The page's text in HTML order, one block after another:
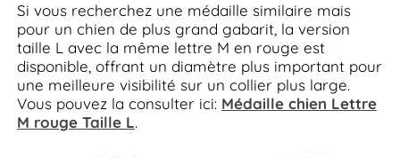
Si vous recherchez une médaille similaire mais
pour un chien de plus grand gabarit, la version
taille L avec la même lettre M en rouge est
disponible, offrant un diamètre plus important pour
une meilleure visibilité sur un collier plus large.
Vous pouvez la consulter ici: Médaille chien Lettre
M rouge Taille L.